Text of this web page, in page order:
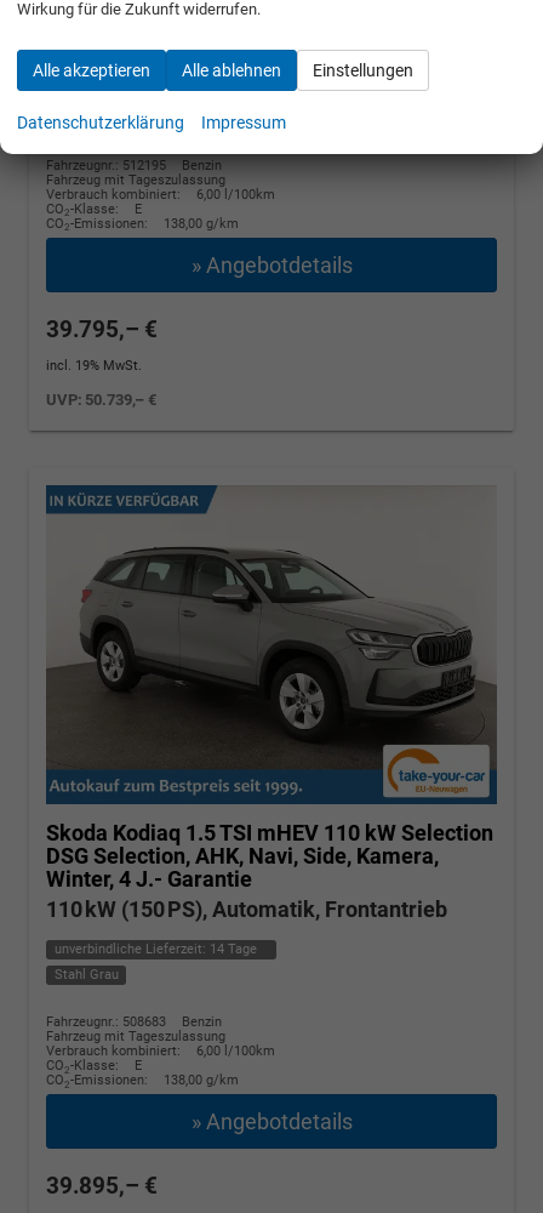
Winter, 4 J.- Garantie
110 kW (150 PS), Automatik, Frontantrieb
unverbindliche Lieferzeit:14 Tage
Graphite Grau Metallic
Fahrzeugnr.: 512195
Benzin
Fahrzeug mit Tageszulassung
Verbrauch kombiniert:
6,00 l/100km
CO2-Klasse:
E
CO2-Emissionen: 138,00 g/km
» Angebotdetails
39.795,– €
incl. 19% MwSt.
UVP: 50.739,– €
Skoda Kodiaq 1.5 TSI mHEV 110 kW Selection
DSG Selection, AHK, Navi, Side, Kamera,
Winter, 4 J.- Garantie
110 kW (150 PS), Automatik, Frontantrieb
unverbindliche Lieferzeit: 14 Tage
Stahl Grau
Fahrzeugnr.: 508683
Benzin
Fahrzeug mit Tageszulassung
Verbrauch kombiniert:
6,00 l/100km
CO2-Klasse:
E
CO2-Emissionen: 138,00 g/km
» Angebotdetails
39.895,– €
Wirkung für die Zukunft widerrufen.
Alle akzeptieren Alle ablehnen Einstellungen
Datenschutzerklärung Impressum